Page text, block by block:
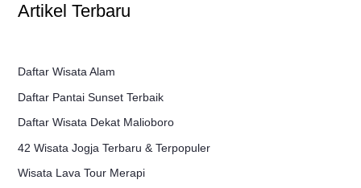
Artikel Terbaru
Daftar Wisata Alam
Daftar Pantai Sunset Terbaik
Daftar Wisata Dekat Malioboro
42 Wisata Jogja Terbaru & Terpopuler
Wisata Lava Tour Merapi